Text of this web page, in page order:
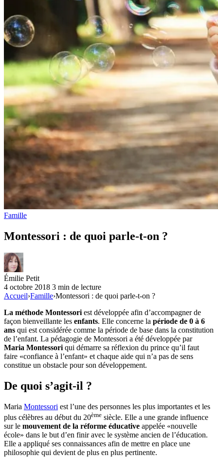
Famille
Montessori : de quoi parle-t-on ?
Émilie Petit
4 octobre 2018 3 min de lecture
Accueil›Famille›Montessori : de quoi parle-t-on ?
La méthode Montessori est développée afin d’accompagner de
façon bienveillante les enfants. Elle concerne la période de 0 à 6
ans qui est considérée comme la période de base dans la constitution
de l’enfant. La pédagogie de Montessori a été développée par
Maria Montessori qui démarre sa réflexion du prince qu’il faut
faire «confiance à l’enfant» et chaque aide qui n’a pas de sens
constitue un obstacle pour son développement.
De quoi s’agit-il ?
Maria Montessori est l’une des personnes les plus importantes et les
plus célèbres au début du 20ème siècle. Elle a une grande influence
sur le mouvement de la réforme éducative appelée «nouvelle
école» dans le but d’en finir avec le système ancien de l’éducation.
Elle a appliqué ses connaissances afin de mettre en place une
philosophie qui devient de plus en plus pertinente.